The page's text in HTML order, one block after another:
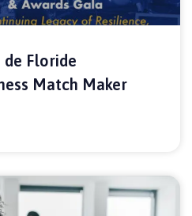
Floride
Match Maker